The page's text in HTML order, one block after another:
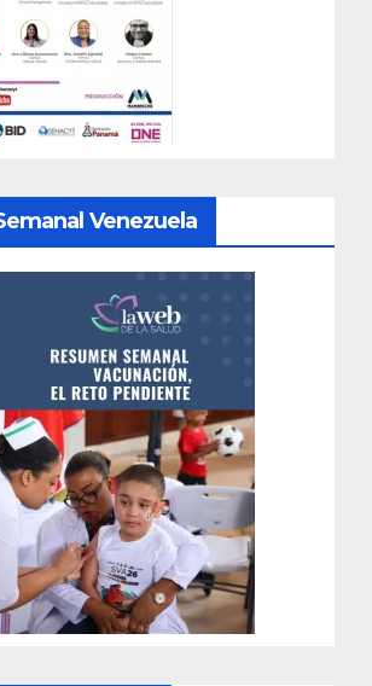
Venezuela